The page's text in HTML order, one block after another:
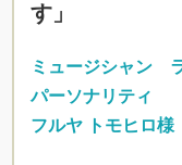
す」
ミュージシャン
パーソナリティ
フルヤ トモヒロ様